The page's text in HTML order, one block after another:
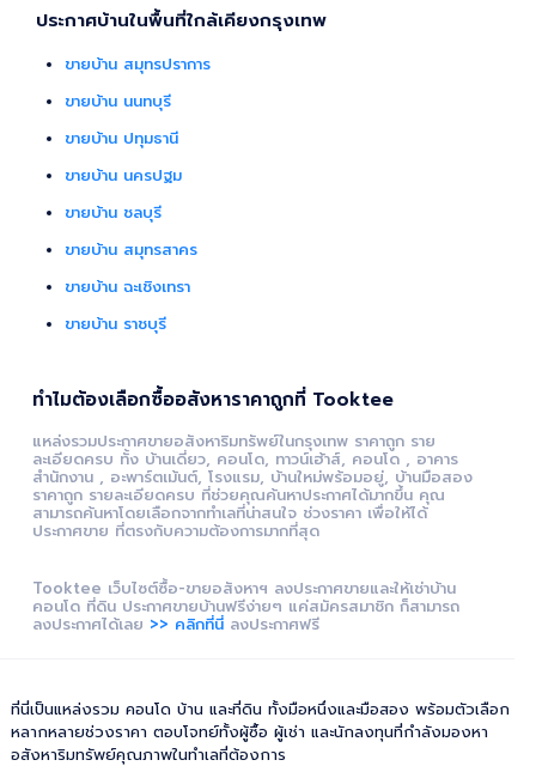
ประกาศบ้านในพื้นที่ใกล้เคียงกรุงเทพ
ขายบ้าน สมุทรปราการ
ขายบ้าน นนทบุรี
ขายบ้าน ปทุมธานี
ขายบ้าน นครปฐม
ขายบ้าน ชลบุรี
ขายบ้าน สมุทรสาคร
ขายบ้าน ฉะเชิงเทรา
ขายบ้าน ราชบุรี
ทำไมต้องเลือกซื้ออสังหาราคาถูกที่ Tooktee
แหล่งรวมประกาศขายอสังหาริมทรัพย์ในกรุงเทพ ราคาถูก ราย
ละเอียดครบ ทั้ง บ้านเดี่ยว, คอนโด, ทาวน์เฮ้าส์, คอนโด , อาคาร
สำนักงาน , อะพาร์ตเม้นต์, โรงแรม, บ้านใหม่พร้อมอยู่, บ้านมือสอง
ราคาถูก รายละเอียดครบ ที่ช่วยคุณค้นหาประกาศได้มากขึ้น คุณ
สามารถค้นหาโดยเลือกจากทำเลที่น่าสนใจ ช่วงราคา เพื่อให้ได้
ประกาศขาย ที่ตรงกับความต้องการมากที่สุด
Tooktee เว็บไซต์ซื้อ-ขายอสังหาฯ ลงประกาศขายและให้เช่าบ้าน
คอนโด ที่ดิน ประกาศขายบ้านฟรีง่ายๆ แค่สมัครสมาชิก ก็สามารถ
ลงประกาศได้เลย >> คลิกที่นี่ ลงประกาศฟรี
ที่นี่เป็นแหล่งรวม คอนโด บ้าน และที่ดิน ทั้งมือหนึ่งและมือสอง พร้อมตัวเลือก
หลากหลายช่วงราคา ตอบโจทย์ทั้งผู้ซื้อ ผู้เช่า และนักลงทุนที่กำลังมองหา
อสังหาริมทรัพย์คุณภาพในทำเลที่ต้องการ